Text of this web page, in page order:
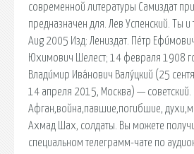
современной литературы Самиздат
предназначен для. Лев Успенский. Ты
Aug 2005 Изд: Лениздат. Пётр
Юхимович Шелест; 14 февраля 1908
Влади́мир Ива́нович Валу́цкий (25
14 апреля 2015, Москва) — советский.
Афган,война,павшие,погибшие,
Ахмад Шах, солдаты. Вы можете
специальном телеграмм-чате по